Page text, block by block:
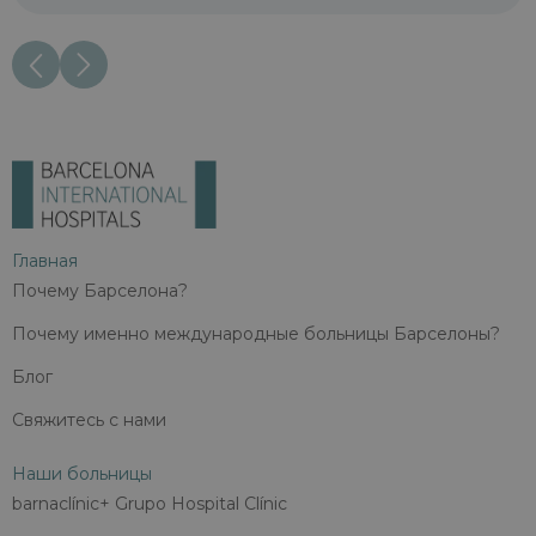
Главная
Почему Барселона?
Почему именно международные больницы Барселоны?
Блог
Свяжитесь с нами
Наши больницы
barnaclínic+ Grupo Hospital Clínic